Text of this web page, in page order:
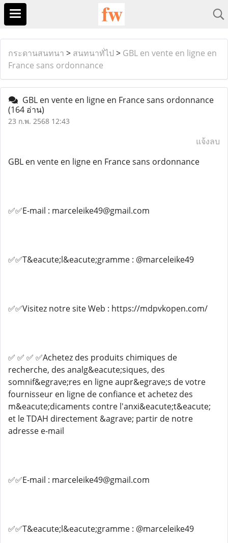
กระดานสนทนา > สนทนาทั่ไป > GBL en vente en ligne en
France sans ordonnance
GBL en vente en ligne en France sans ordonnance
(164 อ่าน)
23 ก.พ. 2568 12:43
แจ้งลบ
GBL en vente en ligne en France sans ordonnance
✅✅E-mail : marceleike49@gmail.com
✅✅T&eacute;l&eacute;gramme : @marceleike49
✅✅Visitez notre site Web : https://mdpvkopen.com/
✅ ✅ ✅ ✅Achetez des produits chimiques de
recherche, des analg&eacute;siques, des
somnif&egrave;res en ligne aupr&egrave;s de votre
fournisseur en ligne de confiance et achetez des
m&eacute;dicaments contre l'anxi&eacute;t&eacute;
et le TDAH directement &agrave; partir de notre
adresse e-mail
✅✅E-mail : marceleike49@gmail.com
✅✅T&eacute;l&eacute;gramme : @marceleike49